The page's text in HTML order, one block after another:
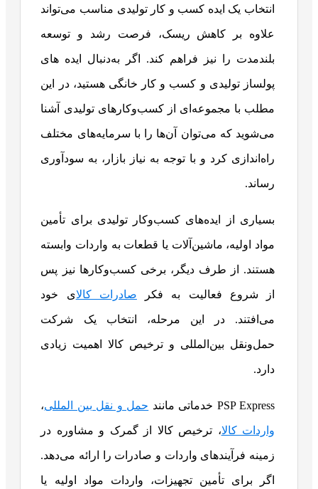
انتخاب یک ایده کسب و کار تولیدی مناسب می‌تواند
علاوه بر کاهش ریسک، فرصت رشد و توسعه
بلندمدت را نیز فراهم کند. اگر به‌دنبال ایده های
پولساز تولیدی و کسب و کار خانگی هستید، در این
مطلب با مجموعه‌ای از کسب‌وکارهای تولیدی آشنا
می‌شوید که می‌توان آن‌ها را با سرمایه‌های مختلف
راه‌اندازی کرد و با توجه به نیاز بازار، به سودآوری
رساند.
بسیاری از ایده‌های کسب‌وکار تولیدی برای تأمین
مواد اولیه، ماشین‌آلات یا قطعات به واردات وابسته
هستند. از طرف دیگر، برخی کسب‌وکارها نیز پس
از شروع فعالیت به فکر صادرات کالای خود
می‌افتند. در این مرحله، انتخاب یک شرکت
حمل‌ونقل بین‌المللی و ترخیص کالا اهمیت زیادی
دارد.
PSP Express خدماتی مانند حمل‌ و نقل بین‌ المللی،
واردات کالا، ترخیص کالا از گمرک و مشاوره در
زمینه فرآیندهای واردات و صادرات را ارائه می‌دهد.
اگر برای تأمین تجهیزات، واردات مواد اولیه یا